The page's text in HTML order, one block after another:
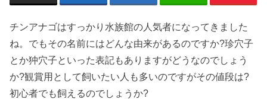
チンアナゴはすっかり 水族館の人気者になってきました
ね。でもその名前にはどんな由来があるのですか?珍穴子
とか狆穴子といった表記もありますがどうなのでしょう
か?観賞用として飼いたい人も多いのですがその値段は?
初心者でも飼えるのでしょうか?